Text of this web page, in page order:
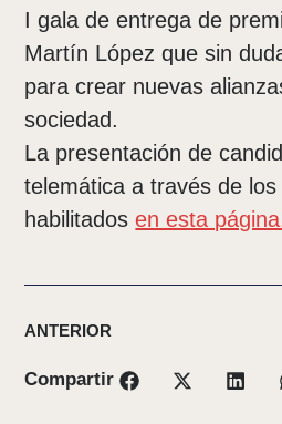
I gala de entrega de
Martín López que sin
para crear nuevas
sociedad.
La presentación de
telemática a través de
habilitadosen esta
ANTERIOR
Compartir